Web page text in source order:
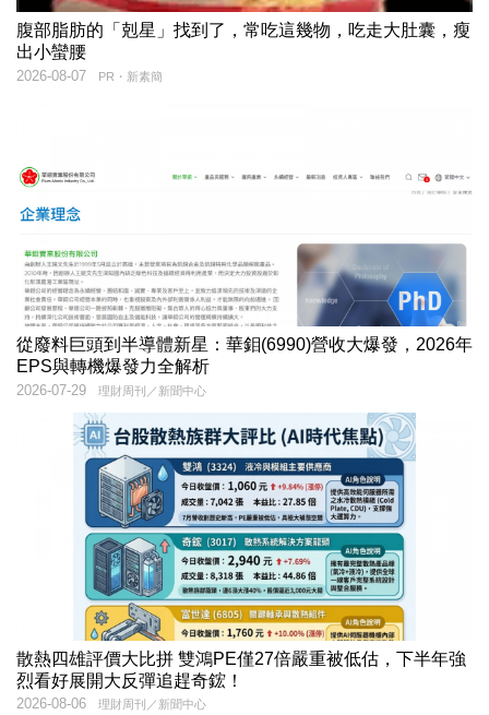
腹部脂肪的「剋星」找到了，常吃這幾物，吃走大肚囊，瘦
出小蠻腰
PR・新素簡
2026-08-07
從廢料巨頭到半導體新星：華鉬(6990)營收大爆發，2026年
EPS與轉機爆發力全解析
理財周刊／新聞中心
2026-07-29
散熱四雄評價大比拼 雙鴻PE僅27倍嚴重被低估，下半年強
烈看好展開大反彈追趕奇鋐！
理財周刊／新聞中心
2026-08-06